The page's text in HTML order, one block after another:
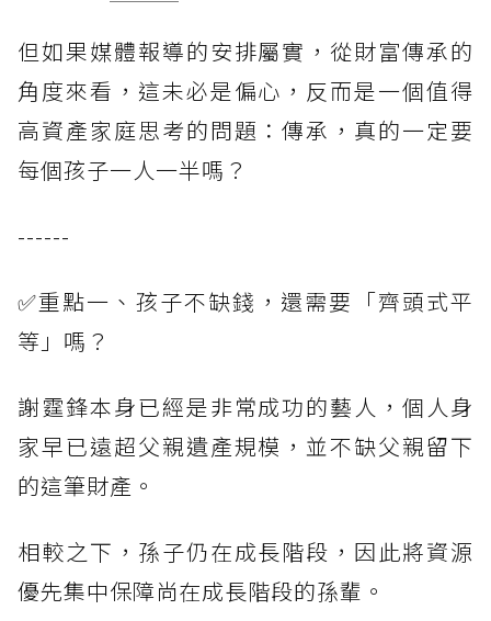
但如果媒體報導的安排屬實，從財富傳承的
角度來看，這未必是偏心，反而是一個值得
高資產家庭思考的問題：傳承，真的一定要
每個孩子一人一半嗎？
------
✅重點一、孩子不缺錢，還需要「齊頭式平
等」嗎？
謝霆鋒本身已經是非常成功的藝人，個人身
家早已遠超父親遺產規模，並不缺父親留下
的這筆財產。
相較之下，孫子仍在成長階段，因此將資源
優先集中保障尚在成長階段的孫輩。